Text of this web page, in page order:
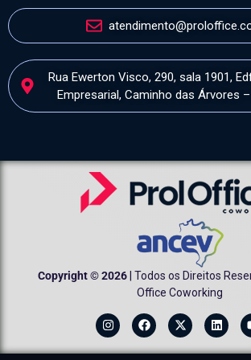
Rua Ewerton Visco, 290, sala 1901,
Empresarial, Caminho das Árvores
Copyright © 2026 | Todos os Direitos
Office Coworking